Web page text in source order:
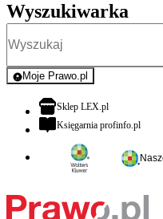
Wyszukiwarka
Moje Prawo.pl
- rejestracja i logowanie
Sklep LEX.plotwiera się w
Księgarnia profinfo.pl